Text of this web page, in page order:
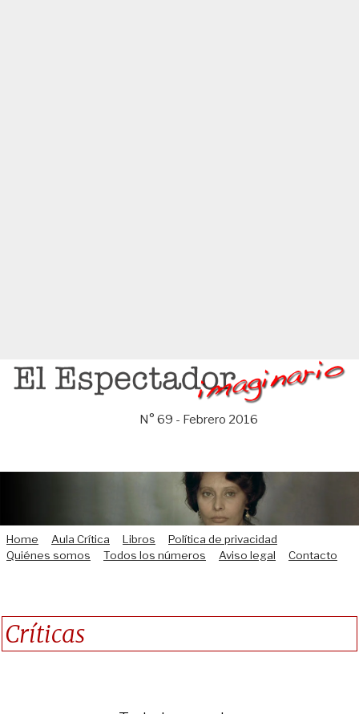
Saltar
N° 69 - Febrero 2016
Home Aula Crítica Libros
Política de privacidad
Quiénes somos
Todos los números Aviso legal Contacto
Críticas